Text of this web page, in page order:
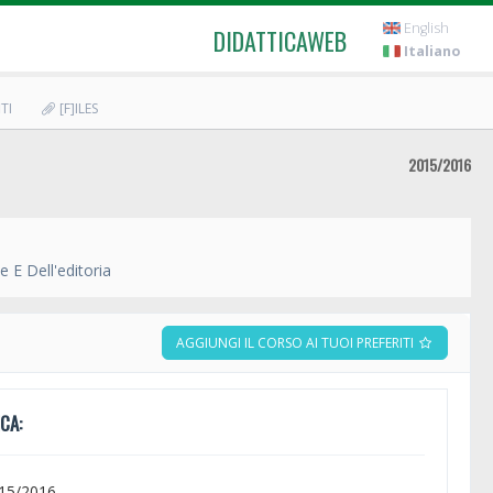
DIDATTICAWEB
English
Italiano
[F]ILES
2015/2016
E Dell'editoria
AGGIUNGI IL CORSO AI TUOI PREFERITI